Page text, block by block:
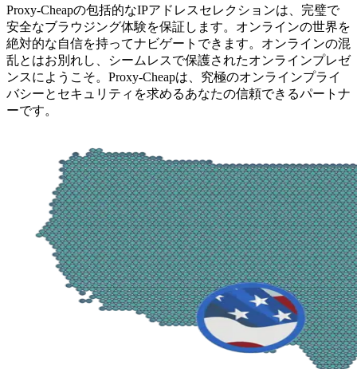
Proxy-Cheapの包括的なIPアドレスセレクションは、完璧で
安全なブラウジング体験を保証します。オンラインの世界を
絶対的な自信を持ってナビゲートできます。オンラインの混
乱とはお別れし、シームレスで保護されたオンラインプレゼ
ンスにようこそ。Proxy-Cheapは、究極のオンラインプライ
バシーとセキュリティを求めるあなたの信頼できるパートナ
ーです。